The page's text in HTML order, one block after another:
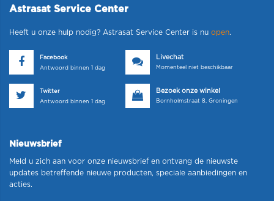
Astrasat Service Center
Heeft u onze hulp nodig? Astrasat Service Center is nu open.
Facebook
Antwoord binnen 1 dag
Livechat
Momenteel niet beschikbaar
Twitter
Antwoord binnen 1 dag
Bezoek onze winkel
Bornholmstraat 8, Groningen
Nieuwsbrief
Meld u zich aan voor onze nieuwsbrief en ontvang de nieuwste
updates betreffende nieuwe producten, speciale aanbiedingen en
acties.